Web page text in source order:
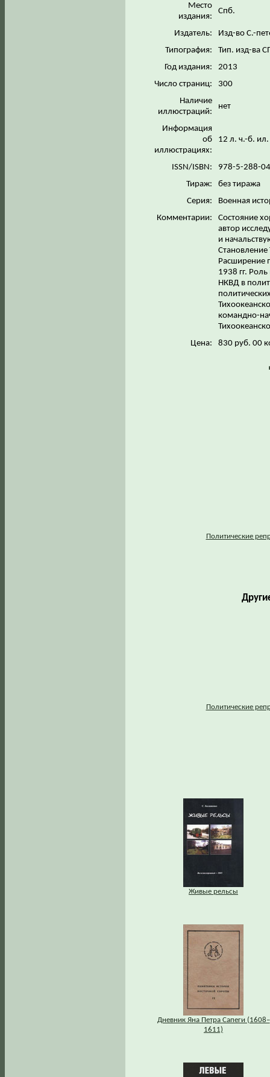
Место
издания:
Спб.
Издатель:
Изд-во С.-
Типография:
Тип. изд-ва
Год издания:
2013
Число страниц:
300
Наличие
иллюстраций:
нет
Информация
об
иллюстрациях:
12 л. ч.-б.
ISSN/ISBN:
978-5-288-
Тираж:
без тиража
Серия:
Военная
Комментарии:
Состояние
автор
и
Становление
Расширение
1938 гг.
НКВД в
командно-
Цена:
830 руб. 00
Политические
Политические
Живые рельсы
Дневник Яна Петра Сапеги (1608–
1611)